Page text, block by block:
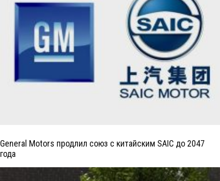
General Motors продлил союз с китайским SAIC до 2047
года